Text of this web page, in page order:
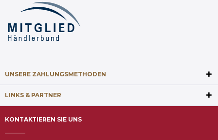
UNSERE ZAHLUNGSMETHODEN
LINKS & PARTNER
KONTAKTIEREN SIE UNS